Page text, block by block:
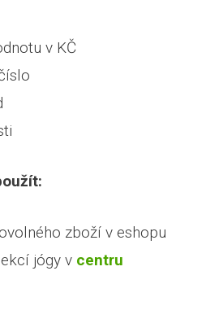
v KČ
zboží v eshopu
jógy v centru